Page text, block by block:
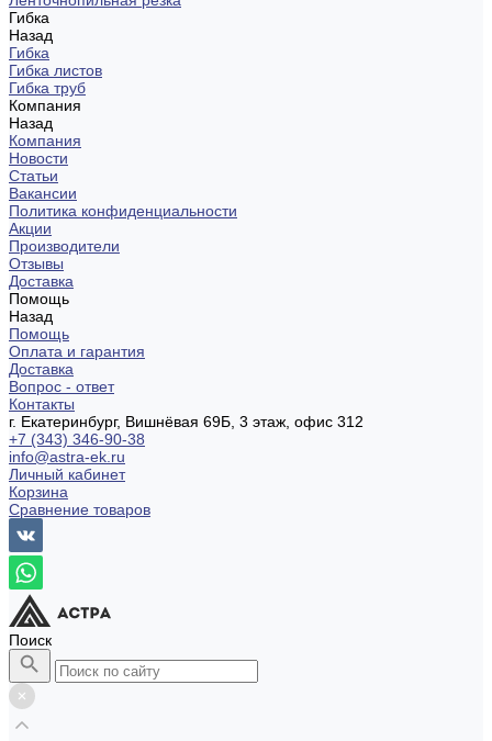
Гибка
Назад
Гибка
Гибка листов
Гибка труб
Компания
Назад
Компания
Новости
Статьи
Вакансии
Политика конфиденциальности
Акции
Производители
Отзывы
Доставка
Помощь
Назад
Помощь
Оплата и гарантия
Доставка
Вопрос - ответ
Контакты
г. Екатеринбург, Вишнёвая 69Б, 3 этаж, офис 312
+7 (343) 346-90-38
info@astra-ek.ru
Личный кабинет
Корзина
Сравнение товаров
Поиск